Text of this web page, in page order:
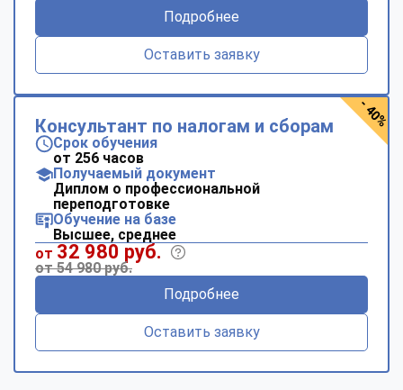
Подробнее
Оставить заявку
Консультант по налогам и сборам
Срок обучения
от 256 часов
Получаемый документ
Диплом о профессиональной
переподготовке
Обучение на базе
Высшее, среднее
от 32 980 руб.
от 54 980 руб.
Подробнее
Оставить заявку
- 40%